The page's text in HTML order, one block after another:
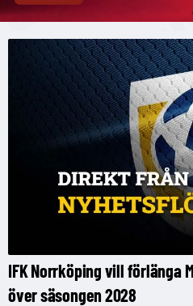
IFK Norrköping vill förlänga
över säsongen 2028